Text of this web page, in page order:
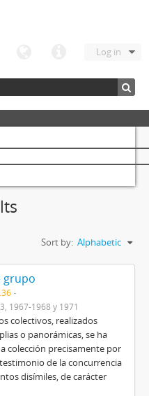
Log in
Sort by: Alphabetic
grupo
1967-1968 y 1971
colectivos, realizados
o panorámicas, se ha
colección precisamente por
de la concurrencia
disímiles, de carácter